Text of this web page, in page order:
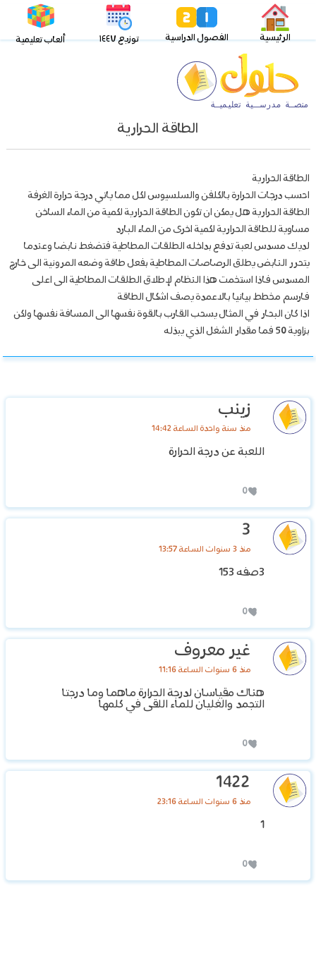
الرئيسية الفصول الدراسية توزيع ١٤٤٧ ألعاب تعليمية
الطاقة الحرارية
الطاقة الحرارية
احسب درجات الحرارة بالكلفن والسلسيوس لكل مما ياتي درجة حرارة الغرفة
الطاقة الحرارية هل يمكن ان تكون الطاقة الحرارية لكمية من الماء الساخن
مساوية للطاقة الحرارية لكمية اخرى من الماء البارد
لديك مسدس لعبة تدفع بداخله الطلقات المطاطية فتضغط نابضا وعندما
يتحرر النابض يطلق الرصاصات المطاطية بفعل طاقة وضعه المرونية الى خارج
المسدس فاذا استخمت هذا النظام لإطلاق الطلقات المطاطية الى اعلى
فارسم مخطط بيانيا بالاعمدة يصف اشكال الطاقة
اذا كان البحار في المثال يسحب القارب بالقوة نفسها الى المسافة نفسها ولكن
بزاوية 50 فما مقدار الشغل الذي يبذله
زينب
منذ سنة واحدة الساعة 14:42
اللعبة عن درجة الحرارة
0
3
منذ 3 سنوات الساعة 13:57
3صفه 153
0
غير معروف
منذ 6 سنوات الساعة 11:16
هناك مقياسان لدرجة الحرارة ماهما وما درجتا
التجمد والغليان للماء اللقى في كلمها
0
1422
منذ 6 سنوات الساعة 23:16
1
0